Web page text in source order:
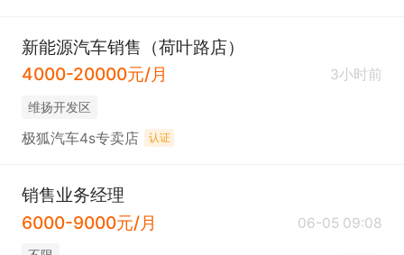
新能源汽车销售（荷叶路店）
4000-20000元/月
3小时前
维扬开发区
极狐汽车4s专卖店 认证
销售业务经理
6000-9000元/月
06-05 09:08